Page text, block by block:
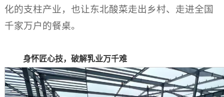
化的支柱产业，也让东北酸菜走出乡村、走进全国
千家万户的餐桌。
身怀匠心技，破解乳业万千难